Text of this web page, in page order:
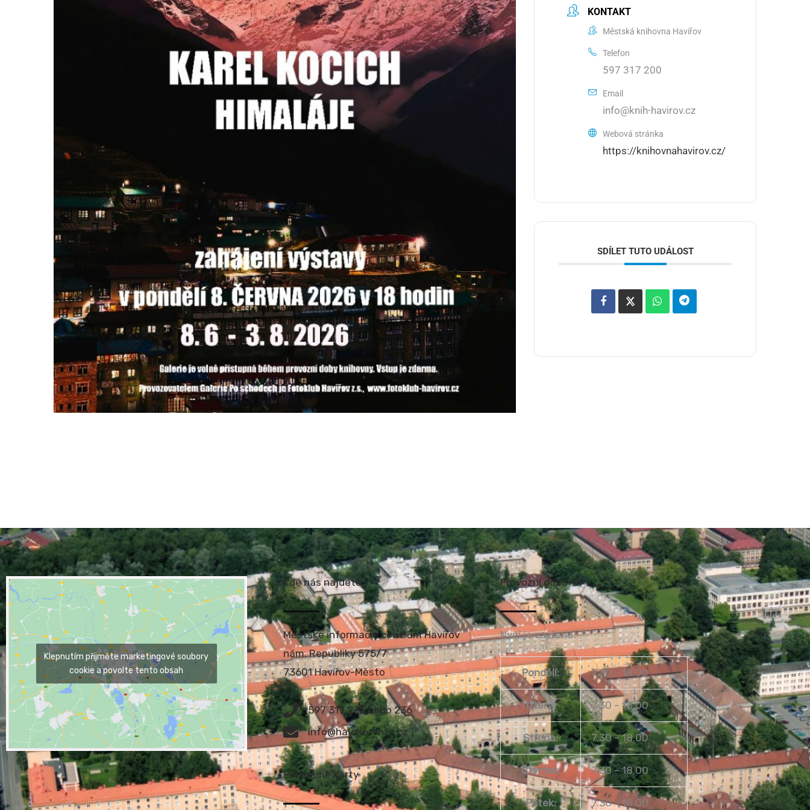
KONTAKT
Městská knihovna Havířov
Telefon
597 317 200
Email
info@knih-havirov.cz
Webová stránka
https://knihovnahavirov.cz/
SDÍLET TUTO UDÁLOST
Klepnutím přijměte marketingové soubory
cookie a povolte tento obsah
Kde nás najdete
Městské informační centrum Havířov
nám. Republiky 575/7
73601 Havířov-Město
597 317 235 nebo 236
info@havirov-info.cz
Přijímáme karty
Provozní doba
Nyní je zavřeno.
Pondělí: 7.30 – 18.00
Úterý: 7.30 – 18.00
Středa: 7.30 – 18.00
Čtvrtek: 7.30 – 18.00
Pátek: 7.30 – 18.00